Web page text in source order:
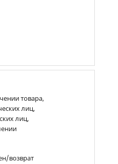
товара,
лиц,
лиц,
возврат